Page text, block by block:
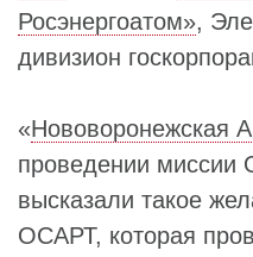
Росэнергоатом»,
дивизион
«Нововоронежская
проведении
высказали такое
ОСАРТ, которая